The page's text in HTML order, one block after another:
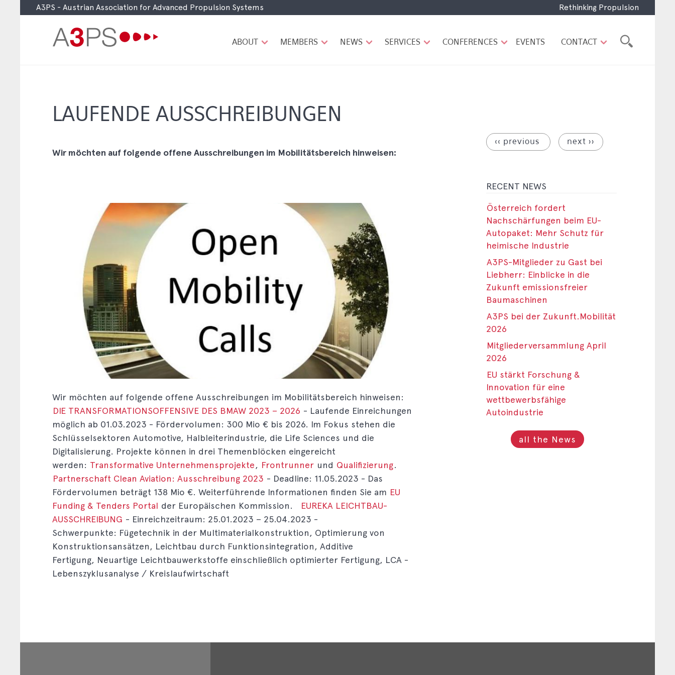
A3PS - Austrian Association for Advanced Propulsion Systems Rethinking Propulsion
G
O
ABOUT MEMBERS NEWS SERVICES CONFERENCES EVENTS CONTACT
LAUFENDE AUSSCHREIBUNGEN
Wir möchten auf folgende offene Ausschreibungen im Mobilitätsbereich hinweisen:
Wir möchten auf folgende offene Ausschreibungen im Mobilitätsbereich hinweisen:
DIE TRANSFORMATIONSOFFENSIVE DES BMAW 2023 – 2026 - Laufende Einreichungen
möglich ab 01.03.2023 - Fördervolumen: 300 Mio € bis 2026. Im Fokus stehen die
Schlüsselsektoren Automotive, Halbleiterindustrie, die Life Sciences und die
Digitalisierung. Projekte können in drei Themenblöcken eingereicht
werden: Transformative Unternehmensprojekte, Frontrunner und Qualifizierung.
Partnerschaft Clean Aviation: Ausschreibung 2023 - Deadline: 11.05.2023 - Das
Fördervolumen beträgt 138 Mio €. Weiterführende Informationen finden Sie am EU
Funding & Tenders Portal der Europäischen Kommission.
EUREKA LEICHTBAU-
AUSSCHREIBUNG - Einreichzeitraum: 25.01.2023 – 25.04.2023 -
Schwerpunkte: Fügetechnik in der Multimaterialkonstruktion, Optimierung von
Konstruktionsansätzen, Leichtbau durch Funktionsintegration, Additive
Fertigung, Neuartige Leichtbauwerkstoffe einschließlich optimierter Fertigung, LCA -
Lebenszyklusanalyse / Kreislaufwirtschaft
‹‹ previous next ››
RECENT NEWS
Österreich fordert
Nachschärfungen beim EU-
Autopaket: Mehr Schutz für
heimische Industrie
A3PS-Mitglieder zu Gast bei
Liebherr: Einblicke in die
Zukunft emissionsfreier
Baumaschinen
A3PS bei der Zukunft.Mobilität
2026
Mitgliederversammlung April
2026
EU stärkt Forschung &
Innovation für eine
wettbewerbsfähige
Autoindustrie
all the News